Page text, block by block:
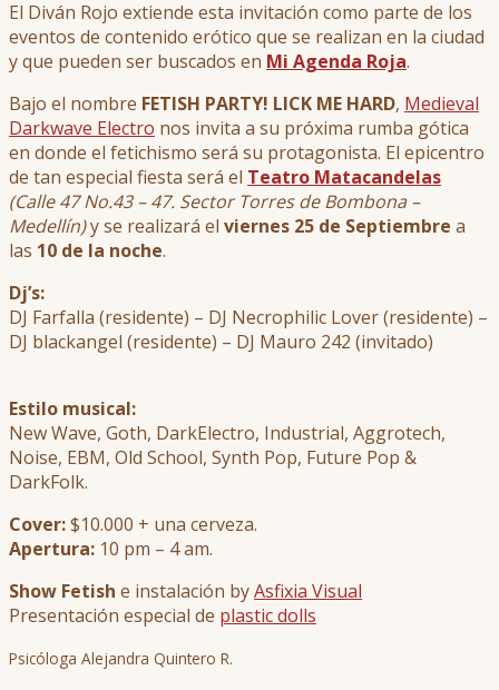
El Diván Rojo extiende esta invitación como parte de los
eventos de contenido erótico que se realizan en la ciudad
y que pueden ser buscados en Mi Agenda Roja.
Bajo el nombre FETISH PARTY! LICK ME HARD, Medieval
Darkwave Electro nos invita a su próxima rumba gótica
en donde el fetichismo será su protagonista. El epicentro
de tan especial fiesta será el Teatro Matacandelas
(Calle 47 No.43 – 47. Sector Torres de Bombona –
Medellín)y se realizará el viernes 25 de Septiembre a
las 10 de la noche.
Dj’s:
DJ Farfalla (residente) – DJ Necrophilic Lover (residente) –
DJ blackangel (residente) – DJ Mauro 242 (invitado)
Estilo musical:
New Wave, Goth, DarkElectro, Industrial, Aggrotech,
Noise, EBM, Old School, Synth Pop, Future Pop &
DarkFolk.
Cover:$10.000 + una cerveza.
Apertura: 10 pm – 4 am.
Show Fetish e instalación byAsfixia Visual
Presentación especial de plastic dolls
Psicóloga Alejandra Quintero R.